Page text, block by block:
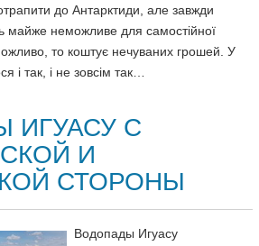
до Антарктиди, але завжди
неможливе для самостійної
то коштує нечуваних грошей. У
і так, і не зовсім так…
ИГУАСУ С
И
СТОРОНЫ
Водопады Игуасу